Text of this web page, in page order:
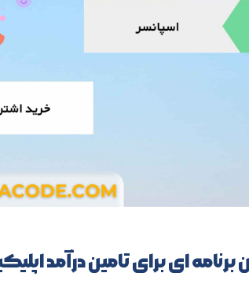
برنامه ای برای تامین درآمد